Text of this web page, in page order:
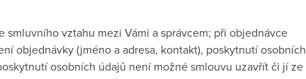
vztahu mezi Vámi a správcem; při objednávce
objednávky (jméno a adresa, kontakt), poskytnutí osobních
osobních údajů není možné smlouvu uzavřít či jí ze